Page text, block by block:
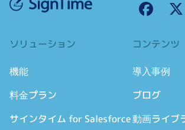
ソリューション
機能
料金プラン
サインタイム for Salesforce
コンテンツ
導入事例
ブログ
動画ライブ